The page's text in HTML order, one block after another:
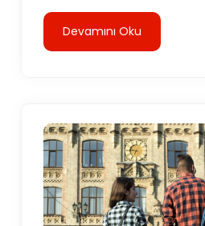
Devamını Oku